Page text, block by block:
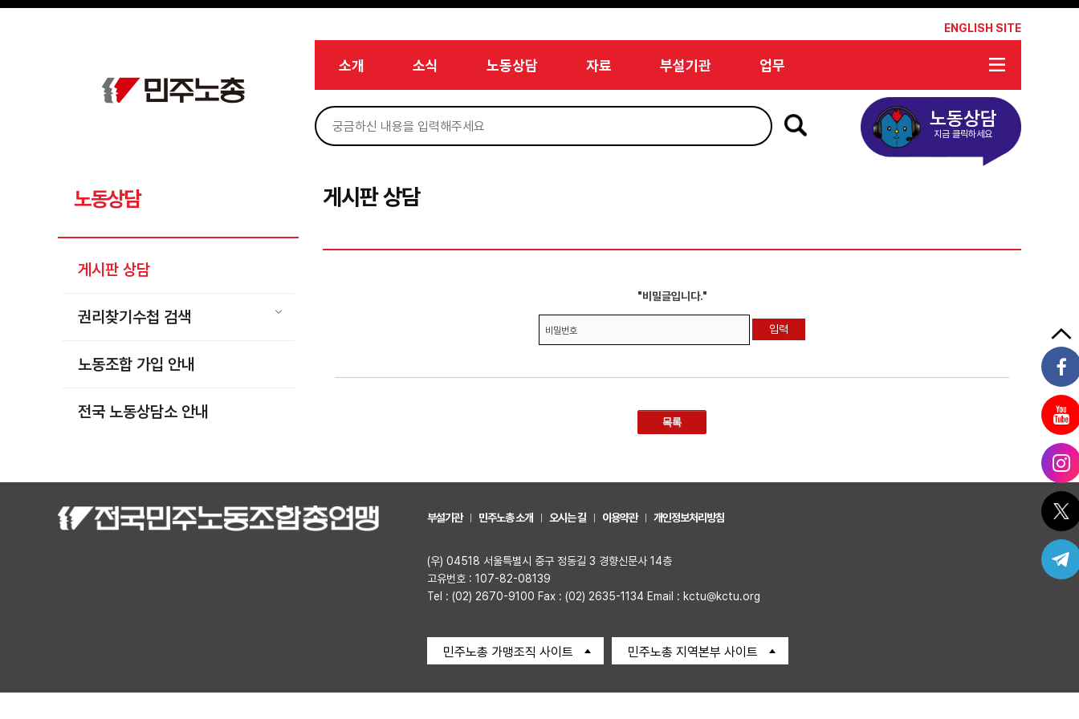
메뉴 건너뛰기
ENGLISH SITE
소개 소식 노동상담 자료 부설기관 업무
노동상담
지금 클릭하세요
노동상담
게시판 상담
권리찾기수첩 검색
노동조합 가입 안내
전국 노동상담소 안내
게시판 상담
"비밀글입니다."
비밀번호
목록
부설기관 민주노총 소개 오시는 길 이용약관 개인정보처리방침
(우) 04518 서울특별시 중구 정동길 3 경향신문사 14층
고유번호 : 107-82-08139
Tel : (02) 2670-9100 Fax : (02) 2635-1134 Email : kctu@kctu.org
민주노총 가맹조직 사이트 민주노총 지역본부 사이트
권리찾기수첩 검색
찾아보기
노동조합 가입 안내
Sketchbook5, 스케치북5
Sketchbook5, 스케치북5